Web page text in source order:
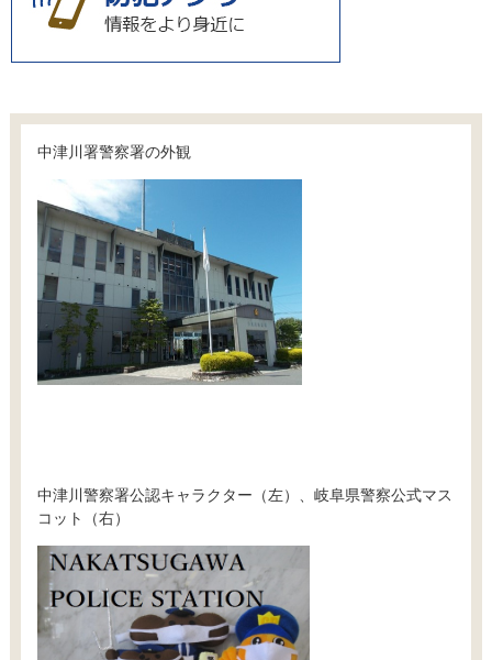
中津川署警察署の外観
中津川警察署公認キャラクター（左）、岐阜県警察公式マス
コット（右）